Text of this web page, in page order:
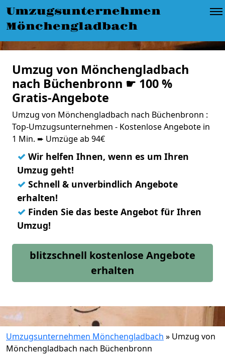
Umzugsunternehmen
Mönchengladbach
Umzug von Mönchengladbach
nach Büchenbronn ☛ 100 %
Gratis-Angebote
Umzug von Mönchengladbach nach Büchenbronn :
Top-Umzugsunternehmen - Kostenlose Angebote in
1 Min. ➨ Umzüge ab 94€
✓ Wir helfen Ihnen, wenn es um Ihren
Umzug geht!
✓ Schnell & unverbindlich Angebote
erhalten!
✓ Finden Sie das beste Angebot für Ihren
Umzug!
blitzschnell kostenlose Angebote
erhalten
Umzugsunternehmen Mönchengladbach » Umzug von
Mönchengladbach nach Büchenbronn